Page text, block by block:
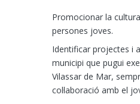
Promocionar la
persones joves.
Identificar projectes i
municipi que pugui
Vilassar de Mar,
col·laboració amb el